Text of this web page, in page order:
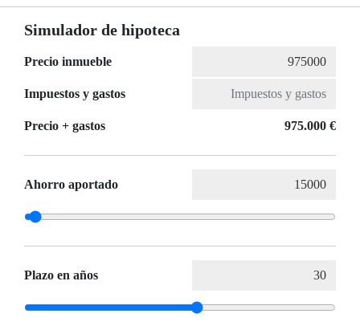
Simulador de hipoteca
Precio inmueble
Impuestos y gastos
Precio + gastos 975.000 €
Ahorro aportado
Plazo en años